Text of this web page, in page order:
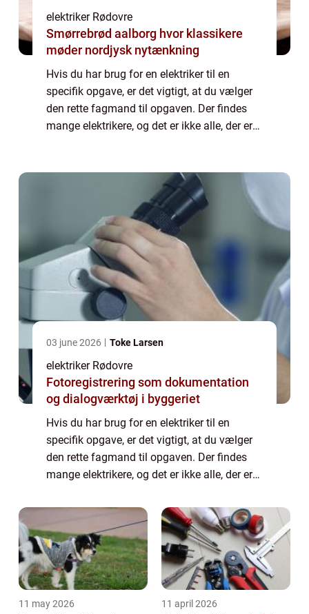
elektriker Rødovre
Smørrebrød aalborg hvor klassikere
møder nordjysk nytænkning
Hvis du har brug for en elektriker til en
specifik opgave, er det vigtigt, at du vælger
den rette fagmand til opgaven. Der findes
mange elektrikere, og det er ikke alle, der er
03 june 2026 Toke Larsen
elektriker Rødovre
Fotoregistrering som dokumentation
og dialogværktøj i byggeriet
Hvis du har brug for en elektriker til en
specifik opgave, er det vigtigt, at du vælger
den rette fagmand til opgaven. Der findes
mange elektrikere, og det er ikke alle, der er
elinstallationer, kan en al...
11 may 2026 11 april 2026